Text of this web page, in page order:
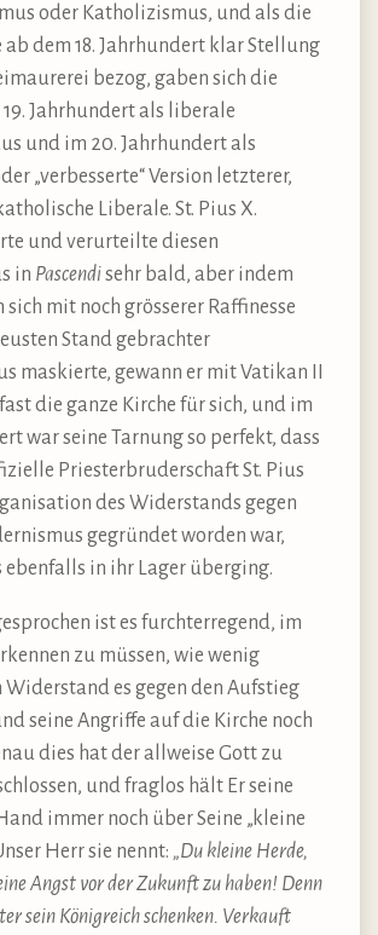
oder Katholizismus, und als die
ab dem 18. Jahrhundert klar Stellung
bezog, gaben sich die
Jahrhundert als liberale
und im 20. Jahrhundert als
„verbesserte“ Version letzterer,
Liberale. St. Pius X.
und verurteilte diesen
in Pascendisehr bald, aber indem
mit noch grösserer Raffinesse
Stand gebrachter
maskierte, gewann er mit Vatikan II
die ganze Kirche für sich, und im
war seine Tarnung so perfekt, dass
Priesterbruderschaft St. Pius
des Widerstands gegen
gegründet worden war,
in ihr Lager überging.
ist es furchterregend, im
zu müssen, wie wenig
Widerstand es gegen den Aufstieg
seine Angriffe auf die Kirche noch
dies hat der allweise Gott zu
und fraglos hält Er seine
immer noch über Seine „kleine
Herr sie nennt: „Du kleine Herde,
Angst vor der Zukunft zu haben! Denn
sein Königreich schenken. Verkauft